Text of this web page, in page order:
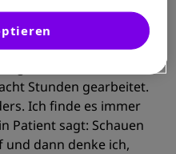
komplett anderes.
sehr gut,
langen Arbeitstag
Stunden gearbeitet.
Ich finde es immer
Patient sagt: Schauen
und dann denke ich,